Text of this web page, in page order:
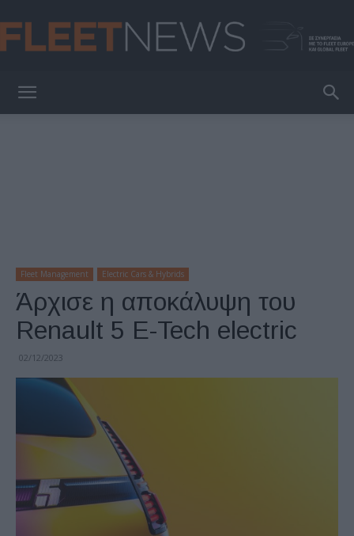
Fleet Management Electric Cars & Hybrids
Άρχισε η αποκάλυψη του
Renault 5 E-Tech electric
02/12/2023